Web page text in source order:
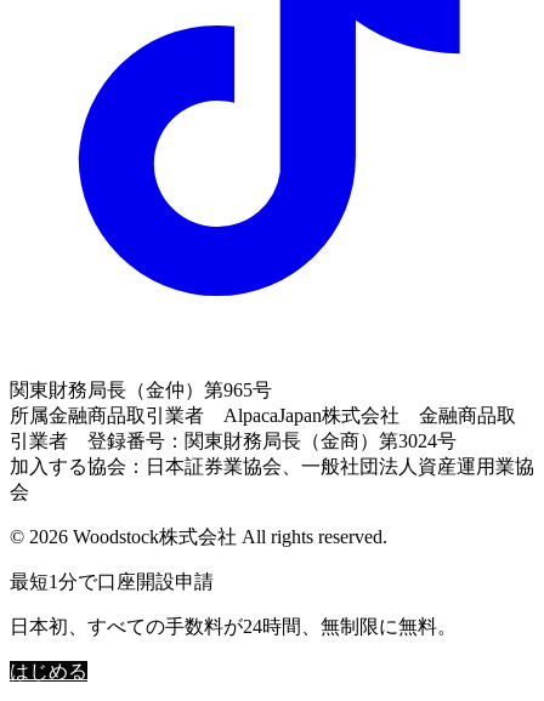
関東財務局長（金仲）第965号
所属金融商品取引業者 AlpacaJapan株式会社 金融商品取
引業者 登録番号：関東財務局長（金商）第3024号
加入する協会：日本証券業協会、一般社団法人資産運用業協
会
© 2026 Woodstock株式会社 All rights reserved.
最短1分で口座開設申請
日本初、すべての手数料が24時間、無制限に無料。
はじめる